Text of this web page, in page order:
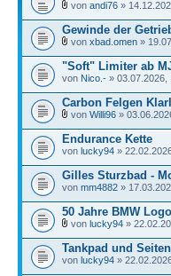
von andi76 »
Gewinde der
von xbad.omen »
"Soft" Limiter ab
von Nico.- » 03.07.2026,
Carbon Felgen
von Willi96 »
Endurance Kette
von lucky94 »
Gilles Sturzbad -
von mm4882 »
50 Jahre BMW
von lucky94 »
Tankpad und
von lucky94 »